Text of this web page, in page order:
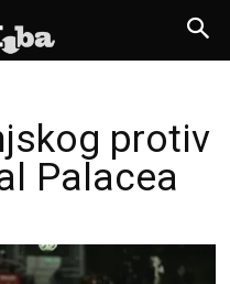
protiv
Palacea